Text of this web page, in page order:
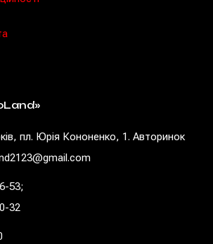
пл. Юрія Кононенко, 1. Авторинок
53;
32